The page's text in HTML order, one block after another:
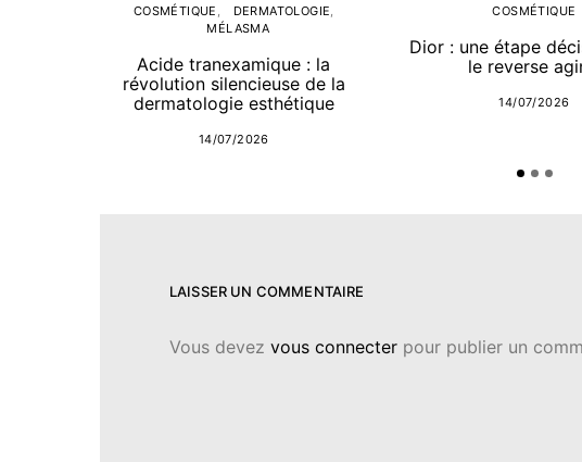
COSMÉTIQUE
DERMATOLOGIE
MÉLASMA
Acide tranexamique : la
révolution silencieuse de la
dermatologie esthétique
14/07/2026
COSMÉTIQUE
Dior : une étape
le reverse
14/07/2026
LAISSER UN COMMENTAIRE
Vous devez vous connecter pour publier un